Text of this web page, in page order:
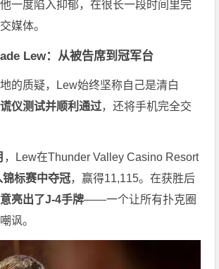
一度陷入抑郁，在很长一段时间里完
媒体。
Lew：从被告席到冠军台
的质疑，Lew始终坚称自己是清白
仪测试并顺利通过，还将手机完全交
，Lew在Thunder Valley Casino Resort
标赛中夺冠，赢得11,115。在获胜后
亮出了J-4手牌——一个让所有扑克圈
讽。